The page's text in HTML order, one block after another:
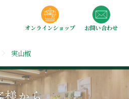
オンラインショップ お問い合わせ
実山椒